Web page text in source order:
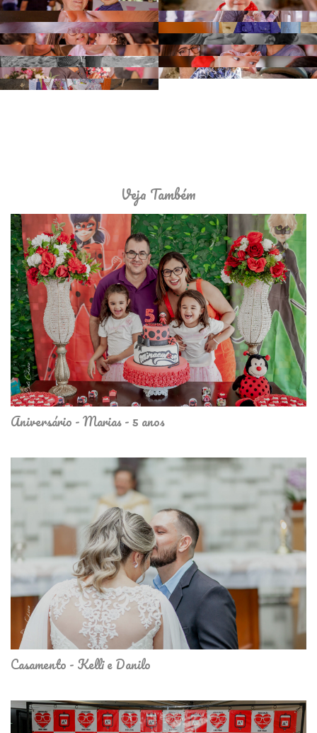
Veja Também
Aniversário - Marias - 5 anos
Casamento - Kelli e Danilo